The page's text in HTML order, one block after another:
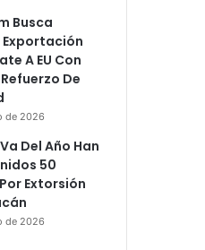
Busca
A EU Con
De
de 2026
Del Año Han
50
Extorsión
de 2026